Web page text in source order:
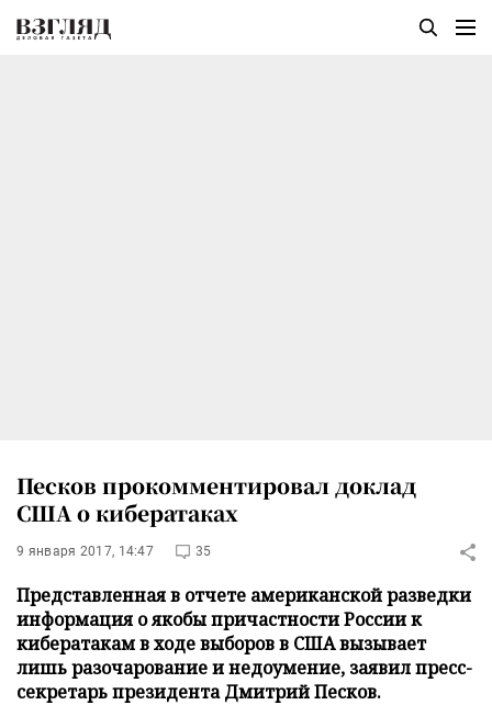
Песков прокомментировал доклад
США о кибератаках
9 января 2017, 14:47 35
Представленная в отчете американской разведки
информация о якобы причастности России к
кибератакам в ходе выборов в США вызывает
лишь разочарование и недоумение, заявил пресс-
секретарь президента Дмитрий Песков.